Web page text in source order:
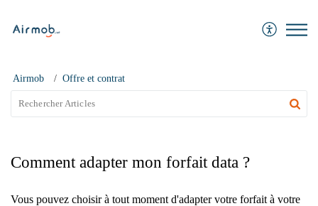
Airmob Offre et contrat
Comment adapter mon forfait data ?
Vous pouvez choisir à tout moment d'adapter votre forfait à votre